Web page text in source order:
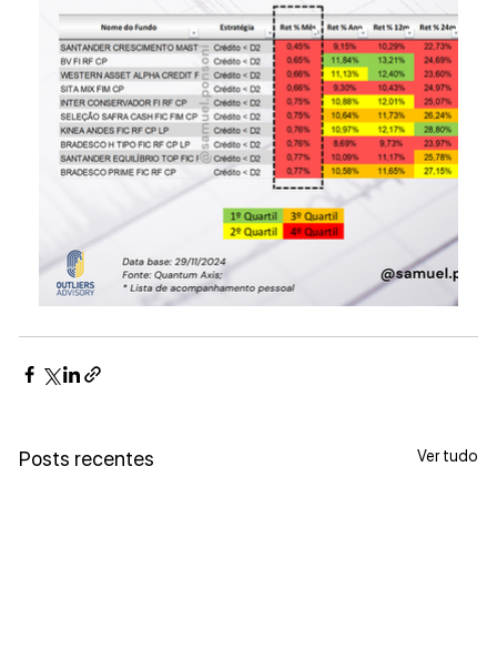
Posts recentes Ver tudo